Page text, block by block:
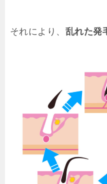
それにより、 乱れた発